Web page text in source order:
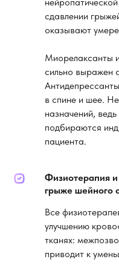
сдавлении
оказывают
Миорелаксанты
сильно выражен
в спине и шее. Не
назначений,
подбираются
пациента.
Физиотерапия
грыже шейного
Все
улучшению
тканях:
приводит к